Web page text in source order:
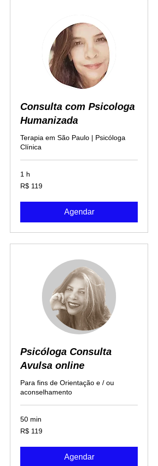
Consulta com Psicologa
Humanizada
Terapia em São Paulo | Psicóloga
Clínica
1 h
119
Reais
R$ 119
Agendar
Psicóloga Consulta
Avulsa online
Para fins de Orientação e / ou
aconselhamento
50 min
119
Reais
R$ 119
Agendar